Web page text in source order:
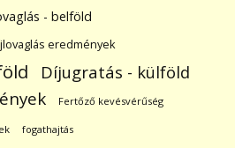
- belföld
eredmények
Díjugratás - külföld
Fertőző kevésvérűség
fogathajtás